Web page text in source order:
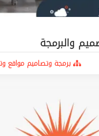
والبرمجة
برمجة وتصاميم مواقع